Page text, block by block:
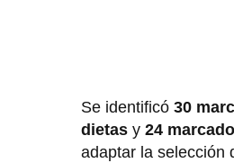
Se identificó 30
dietas y 24
adaptar la selección